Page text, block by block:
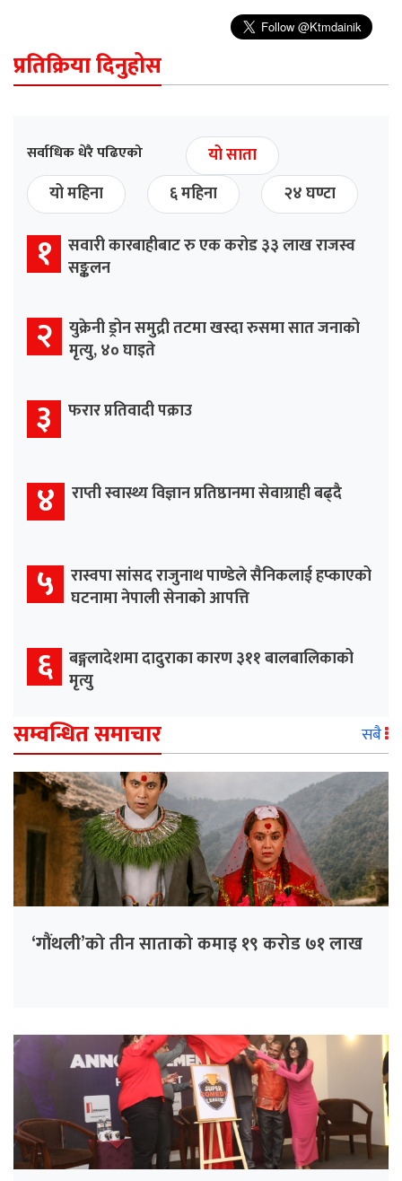
प्रतिक्रिया दिनुहोस
सर्वाधिक धेरै पढिएको
यो साता
यो महिना
६ महिना २४ घण्टा
१
सवारी कारबाहीबाट रु एक करोड ३३ लाख राजस्व
सङ्कलन
२
युक्रेनी ड्रोन समुद्री तटमा खस्दा रुसमा सात जनाको
मृत्यु, ४० घाइते
३ फरार प्रतिवादी पक्राउ
४ राप्ती स्वास्थ्य विज्ञान प्रतिष्ठानमा सेवाग्राही बढ्दै
५
रास्वपा सांसद राजुनाथ पाण्डेले सैनिकलाई हप्काएको
घटनामा नेपाली सेनाको आपत्ति
६ बङ्गलादेशमा दादुराका कारण ३११ बालबालिकाको
मृत्यु
सम्वन्धित समाचार सबै
‘गौंथली’को तीन साताको कमाइ १९ करोड ७१ लाख